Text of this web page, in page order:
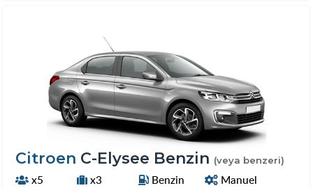
Citroen C-Elysee Benzin (veya benzeri)
x5 x3 Benzin Manuel